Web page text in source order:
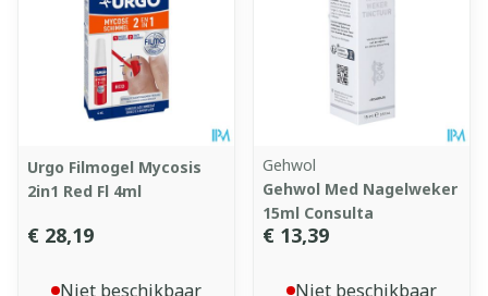
Urgo Filmogel Mycosis
2in1 Red Fl 4ml
€ 28,19
Niet beschikbaar
Gehwol
Gehwol Med Nagelweker
15ml Consulta
€ 13,39
Niet beschikbaar